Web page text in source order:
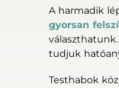
A harmadik
gyorsan
tudjuk
Testhabok